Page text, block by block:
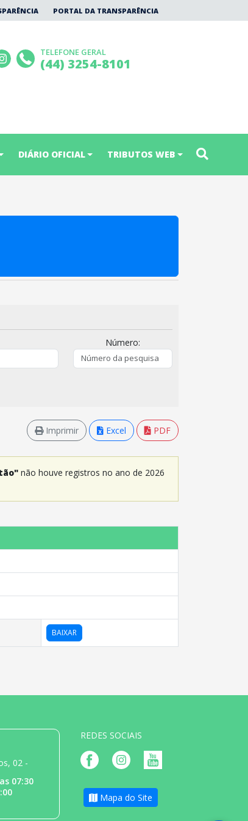
PORTAL DA TRANSPARÊNCIA
TELEFONE GERAL
(44) 3254-8101
DIÁRIO OFICIAL TRIBUTOS WEB
Número:
Imprimir Excel PDF
não houve registros no ano de 2026
BAIXAR
02 -
07:30
REDES SOCIAIS
Mapa do Site